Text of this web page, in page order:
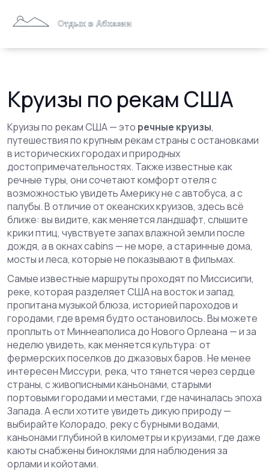
Круизы по рекам США
Круизы по рекам США — это речные круизы,
путешествия по крупным рекам страны с остановками
в исторических городах и природных
достопримечательностях. Также известные как
речные туры, они сочетают комфорт отеля с
возможностью увидеть Америку не с автобуса, а с
палубы.В отличие от океанских круизов, здесь всё
ближе: вы видите, как меняется ландшафт, слышите
крики птиц, чувствуете запах влажной земли после
дождя, а в окнах cabins — не море, а старинные дома,
мосты и леса, которые не показывают в фильмах.
Самые известные маршруты проходят поМиссисипи,
реке, которая разделяет США на восток и запад,
пропитана музыкой блюза, историей пароходов и
городами, где время будто остановилось. Вы можете
проплыть от Миннеаполиса до Нового Орлеана — и за
неделю увидеть, как меняется культура: от
фермерских поселков до джазовых баров. Не менее
интересенМиссури, река, что тянется через сердце
страны, с живописными каньонами, старыми
портовыми городами и местами, где начиналась эпоха
Запада. А если хотите увидеть дикую природу —
выбирайтеКолорадо, реку с бурными водами,
каньонами глубиной в километры и круизами, где даже
каюты снабжены биноклями для наблюдения за
орлами и койотами.